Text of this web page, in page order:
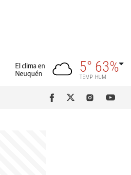
El clima en
Neuquén
5°
TEMP
63%
HUM